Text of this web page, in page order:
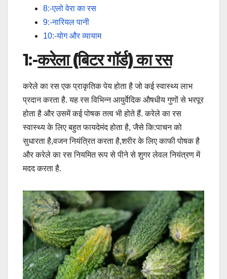
8:-एलो वेरा का रस
9:-नारियल पानी
10:-योग और व्यायाम
1:-करेला (बिटर गॉर्ड) का रस
करेले का रस एक प्राकृतिक पेय होता है जो कई स्वास्थ्य लाभ
प्रदान करता है. यह रस विभिन्न आयुर्वेदिक औषधीय गुणों से भरपूर
होता है और उसमें कई पोषक तत्व भी होते हैं. करेले का रस
स्वास्थ्य के लिए बहुत फायदेमंद होता है, जैसे कि:पाचन को
सुधारता है,वजन नियंत्रित करता है,शरीर के लिए काफी पोषक है
और करेले का रस नियमित रूप से पीने से शुगर लेवल नियंत्रण में
मदद करता है.